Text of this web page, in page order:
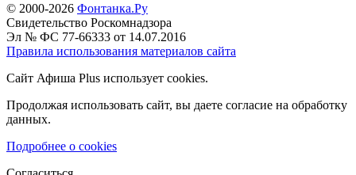
© 2000-2026 Фонтанка.Ру
Свидетельство Роскомнадзора
Эл № ФС 77-66333 от 14.07.2016
Правила использования материалов сайта
Сайт Афиша Plus использует cookies.
Продолжая использовать сайт, вы даете согласие на обработку
данных.
Подробнее о cookies